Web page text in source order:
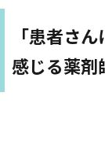
「患者さ
感じる薬剤